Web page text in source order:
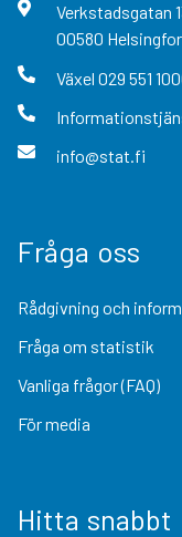
Verkstadsgatan
00580
Växel 029 551
info@stat.fi
Fråga oss
Rådgivning och
Fråga om statistik
Vanliga frågor (FAQ)
För media
Hitta snabbt